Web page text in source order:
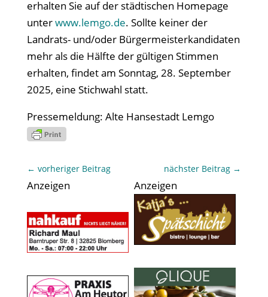
erhalten Sie auf der städtischen Homepage
unterwww.lemgo.de. Sollte keiner der
Landrats- und/oder Bürgermeisterkandidaten
mehr als die Hälfte der gültigen Stimmen
erhalten, findet am Sonntag, 28. September
2025, eine Stichwahl statt.
Pressemeldung: Alte Hansestadt Lemgo
← vorheriger Beitrag nächster Beitrag →
Anzeigen Anzeigen